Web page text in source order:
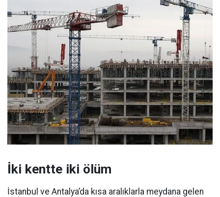
İki kentte iki ölüm
İstanbul ve Antalya’da kısa aralıklarla meydana gelen